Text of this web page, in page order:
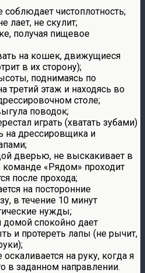
соблюдает чистоплотность;
лает, не скулит;
получая пищевое
на кошек, движущиеся
в их сторону);
поднимаясь по
третий этаж и находясь во
столе;
поводок;
играть (хватать зубами)
на дрессировщика и
дверью, не выскакивает в
«Рядом» проходит
после прохода;
на посторонние
в течение 10 минут
нужды;
спокойно дает
и протереть лапы (не рычит,
на руку, когда я
в заданном направлении.